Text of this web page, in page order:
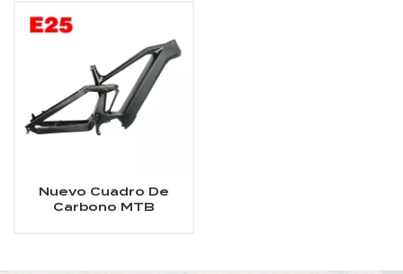
Nuevo Cuadro De
Carbono MTB